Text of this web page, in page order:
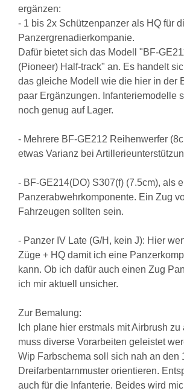
ergänzen:
- 1 bis 2x Schützenpanzer als HQ für
Panzergrenadierkompanie.
Dafür bietet sich das Modell "BF-
(Pioneer) Half-track" an. Es handelt
das gleiche Modell wie die hier in der
paar Ergänzungen. Infanteriemodelle
noch genug auf Lager.
- Mehrere BF-GE212 Reihenwerfer
etwas Varianz bei
- BF-GE214(DO) S307(f) (7.5cm), als
Panzerabwehrkomponente. Ein Zug
Fahrzeugen sollten sein.
- Panzer IV Late (G/H, kein J): Hier
Züge + HQ damit ich eine
kann. Ob ich dafür auch einen Zug
ich mir aktuell unsicher.
Zur Bemalung:
Ich plane hier erstmals mit Airbrush
muss diverse Vorarbeiten geleistet
Wip Farbschema soll sich nah an den
Dreifarbentarnmuster orientieren.
auch für die Infanterie. Beides wird